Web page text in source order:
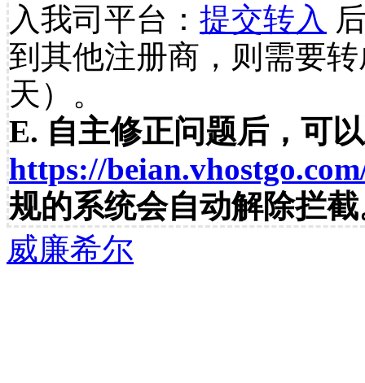
入我司平台： 提交转入
到其他注册商，则需要
天）。
E. 自主修正问题后，可
https://
规的系统会自动解除拦
威廉希尔